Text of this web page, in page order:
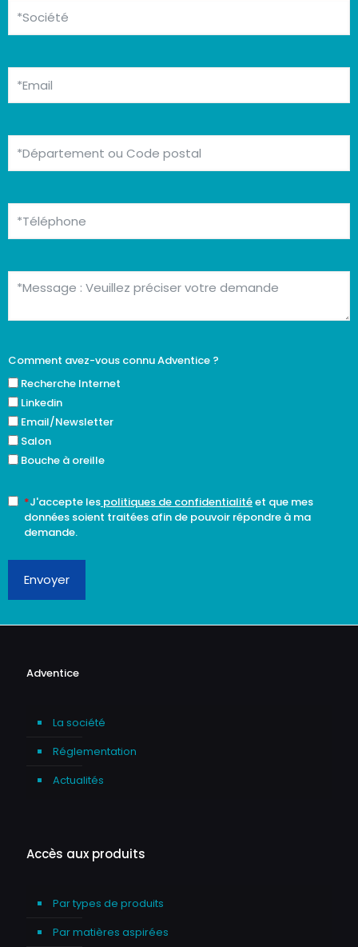
Comment avez-vous connu Adventice ?
Recherche Internet
Linkedin
Email/Newsletter
Salon
Bouche à oreille
*J'accepte les politiques de confidentialitéet que mes
données soient traitées afin de pouvoir répondre à ma
demande.
Envoyer
Adventice
La société
Réglementation
Actualités
Accès aux produits
Par types de produits
Par matières aspirées